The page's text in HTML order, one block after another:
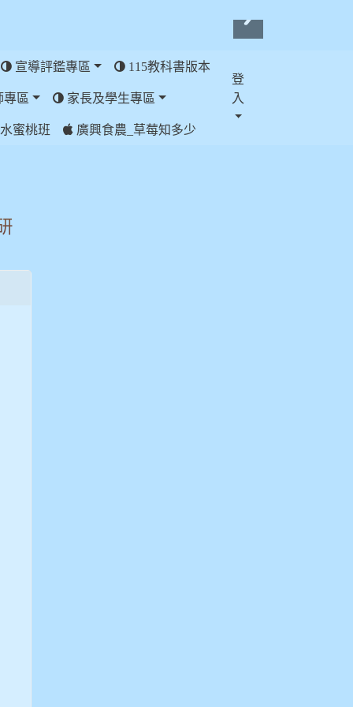
宣導評鑑專區 115教科書版本
區 家長及學生專區
蜜桃班 廣興食農_草莓知多少
登
入